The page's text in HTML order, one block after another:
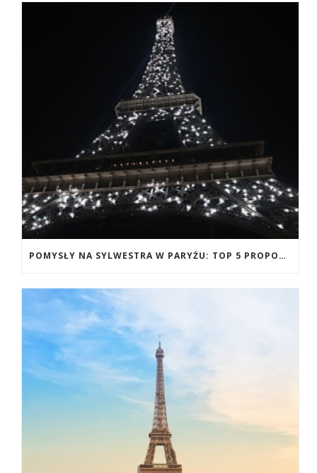
POMYSŁY NA SYLWESTRA W PARYŻU: TOP 5 PROPOZYCJI